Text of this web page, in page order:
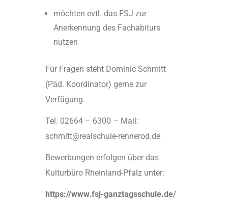
möchten evtl. das FSJ zur
Anerkennung des Fachabiturs
nutzen
Für Fragen steht Dominic Schmitt
(Päd. Koordinator) gerne zur
Verfügung.
Tel. 02664 – 6300 – Mail:
schmitt@realschule-rennerod.de
Bewerbungen erfolgen über das
Kulturbüro Rheinland-Pfalz unter:
https://www.fsj-ganztagsschule.de/